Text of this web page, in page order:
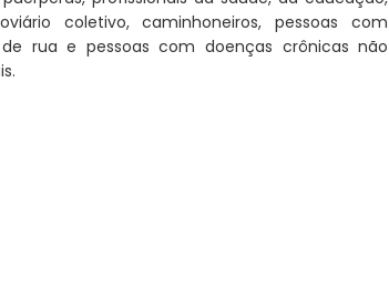
coletivo, caminhoneiros, pessoas com
rua e pessoas com doenças crônicas não